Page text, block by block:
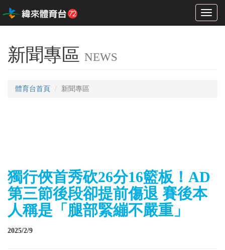
Toggle
新聞專區 NEWS
體育台首頁 新聞專區
獨行俠首秀砍26分16籃板！AD
第三節後段卻提前傷退 賽後本
人稱是「腿部緊繃不嚴重」
2025/2/9